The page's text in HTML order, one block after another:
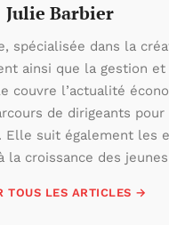
Julie Barbier
spécialisée dans la
ainsi que la gestion
couvre l’actualité
de dirigeants
Elle suit également les
la croissance des
TOUS LES ARTICLES →